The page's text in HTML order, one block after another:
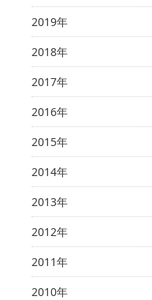
2019年
2018年
2017年
2016年
2015年
2014年
2013年
2012年
2011年
2010年